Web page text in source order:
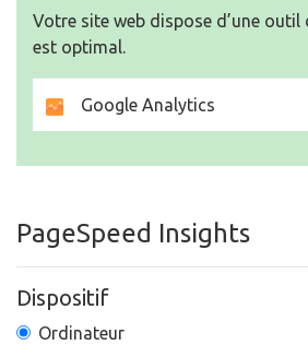
Votre site web dispose d’une
est optimal.
Google Analytics
PageSpeed Insights
Dispositif
Ordinateur